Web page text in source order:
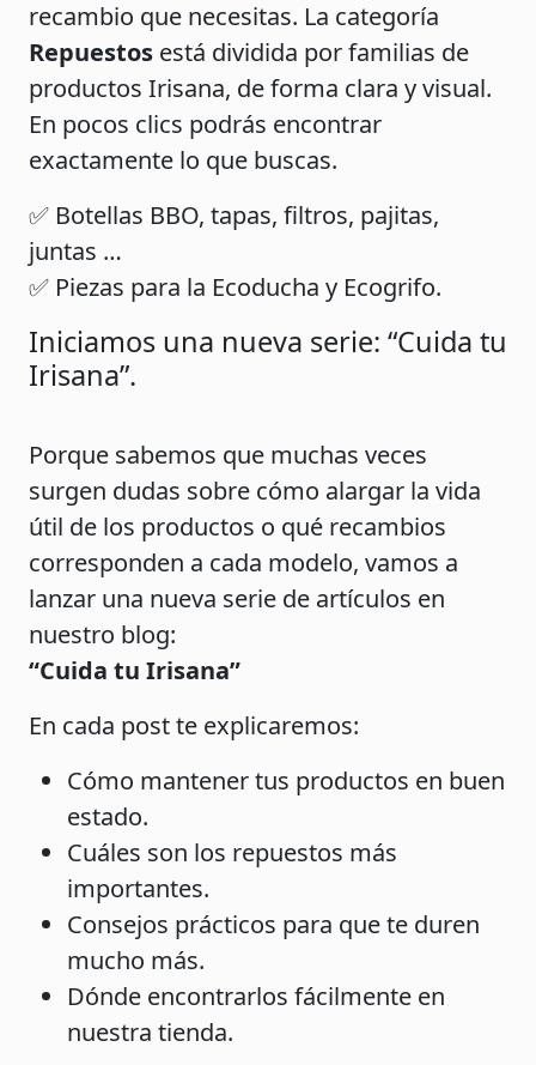
recambio que necesitas. La categoría
Repuestos está dividida por familias de
productos Irisana, de forma clara y visual.
En pocos clics podrás encontrar
exactamente lo que buscas.
✅ Botellas BBO, tapas, filtros, pajitas,
juntas …
✅ Piezas para la Ecoducha y Ecogrifo.
Iniciamos una nueva serie: “Cuida tu
Irisana”.
Porque sabemos que muchas veces
surgen dudas sobre cómo alargar la vida
útil de los productos o qué recambios
corresponden a cada modelo, vamos a
lanzar una nueva serie de artículos en
nuestro blog:
“Cuida tu Irisana”
En cada post te explicaremos:
Cómo mantener tus productos en buen
estado.
Cuáles son los repuestos más
importantes.
Consejos prácticos para que te duren
mucho más.
Dónde encontrarlos fácilmente en
nuestra tienda.